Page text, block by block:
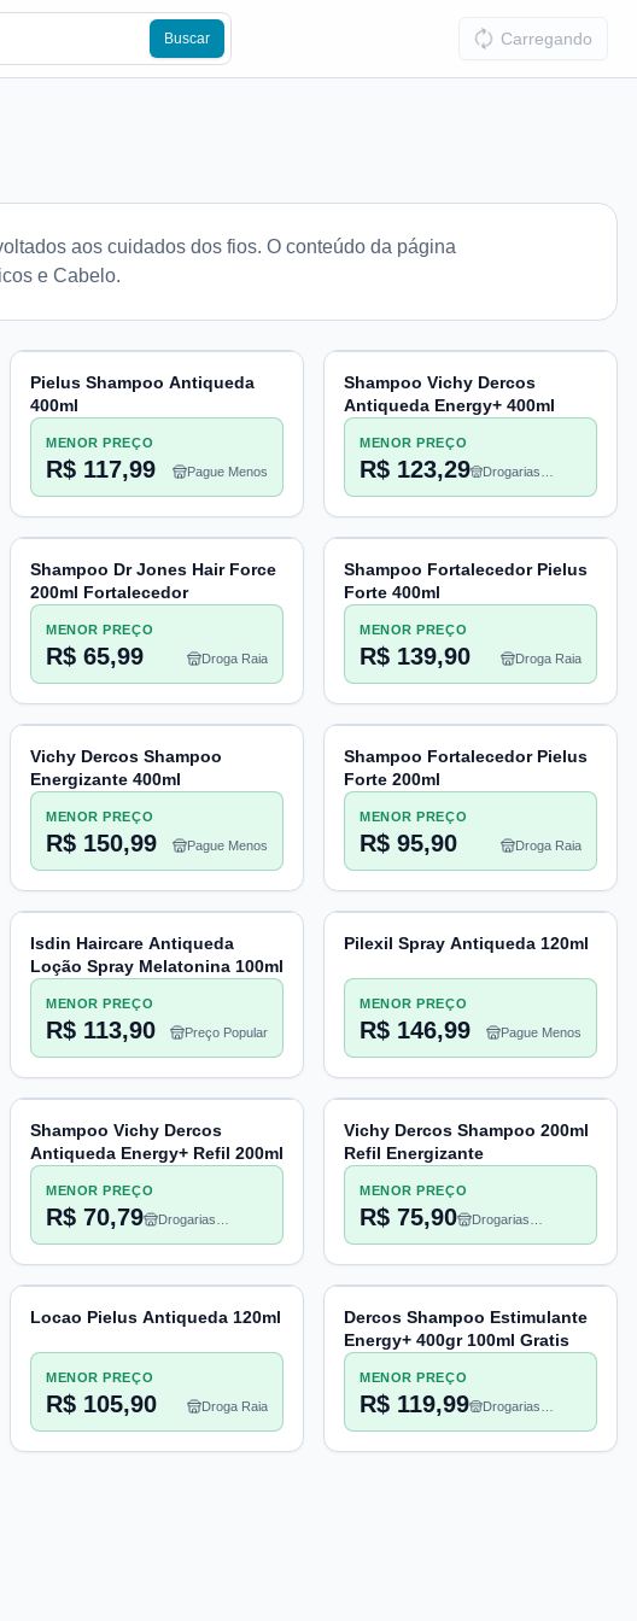
Buscar Carregando
aos cuidados dos fios. O conteúdo da página
e Cabelo.
Pielus Shampoo Antiqueda
400ml
MENOR PREÇO
R$ 117,99 Pague Menos
Shampoo Vichy Dercos
Antiqueda Energy+ 400ml
MENOR PREÇO
R$ 123,29
Drogarias
Shampoo Dr Jones Hair Force
200ml Fortalecedor
MENOR PREÇO
R$ 65,99 Droga Raia
Shampoo Fortalecedor Pielus
Forte 400ml
MENOR PREÇO
R$ 139,90 Droga Raia
Vichy Dercos Shampoo
Energizante 400ml
MENOR PREÇO
R$ 150,99 Pague Menos
Shampoo Fortalecedor Pielus
Forte 200ml
MENOR PREÇO
R$ 95,90 Droga Raia
Isdin Haircare Antiqueda
Loção Spray Melatonina 100ml
MENOR PREÇO
R$ 113,90 Preço Popular
Pilexil Spray Antiqueda 120ml
MENOR PREÇO
R$ 146,99 Pague Menos
Shampoo Vichy Dercos
Antiqueda Energy+ Refil 200ml
MENOR PREÇO
R$ 70,79
Drogarias
Vichy Dercos Shampoo 200ml
Refil Energizante
MENOR PREÇO
R$ 75,90
Drogarias
Locao Pielus Antiqueda 120ml
MENOR PREÇO
R$ 105,90 Droga Raia
Dercos Shampoo Estimulante
Energy+ 400gr 100ml Gratis
MENOR PREÇO
R$ 119,99
Drogarias